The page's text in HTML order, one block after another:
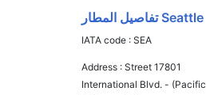
Seattle تفاصيل المطار
IATA code :SEA
Address :Street 17801
International Blvd. - (Pacific